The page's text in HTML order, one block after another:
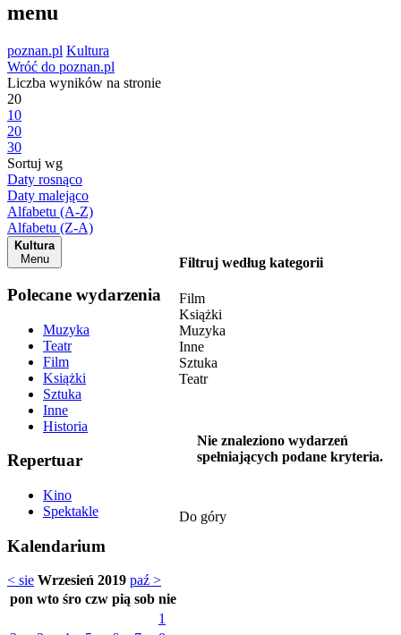
menu
poznan.pl Kultura
Wróć do poznan.pl
Liczba wyników na stronie
20
10
20
30
Sortuj wg
Daty rosnąco
Daty malejąco
Alfabetu (A-Z)
Alfabetu (Z-A)
Kultura
Menu
Polecane wydarzenia
Muzyka
Teatr
Film
Książki
Sztuka
Inne
Historia
Repertuar
Kino
Spektakle
Kalendarium
< sie Wrzesień 2019 paź >
pon wto śro czw pią sob nie
1
Filtruj według kategorii
Film
Książki
Muzyka
Inne
Sztuka
Teatr
Nie znaleziono wydarzeń
spełniających podane kryteria.
Do góry